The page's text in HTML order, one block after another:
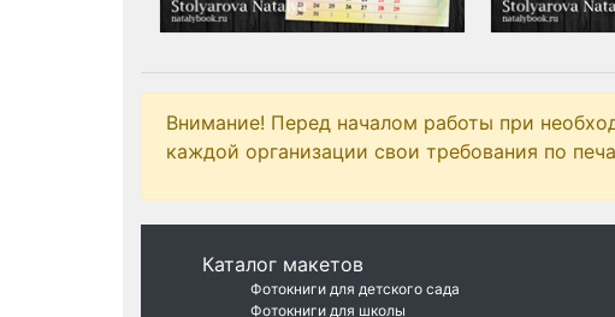
Внимание! Перед началом работы при
каждой организации свои требования по
Каталог макетов
Фотокниги для детского сада
Фотокниги для школы